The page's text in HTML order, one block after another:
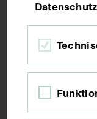
Bildmaß 43 x